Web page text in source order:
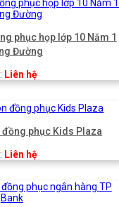
phục họp lớp 10 Năm 1
Đường
Liên hệ
phục Kids Plaza
Liên hệ